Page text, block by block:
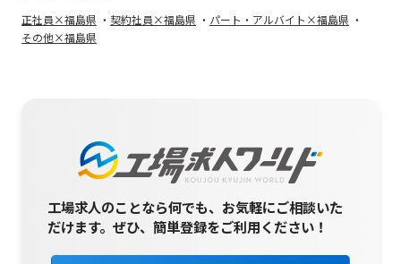
正社員×福島県 契約社員×福島県
パート・アルバイト×福島県
その他×福島県
工場求人のことなら何でも、お気軽にご相談いた
だけます。ぜひ、簡単登録をご利用ください！